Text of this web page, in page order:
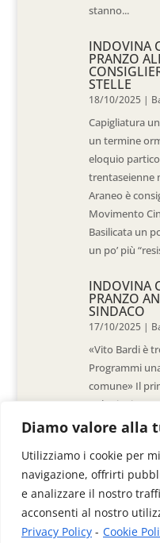
Diamo valore alla
Utilizziamo i cookie per
navigazione, offrirti
e analizzare il nostro
acconsenti al nostro
Privacy Policy - Cookie
stanno...
INDOVINA
PRANZO
STELLE
18/10/2025 |
Capigliatura
un termine
eloquio
trentaseienne
Araneo è
Movimento
Basilicata un
un po’ più
INDOVINA
PRANZO
SINDACO
17/10/2025 |
«Vito Bardi è
Programmi
comune» Il
«L’ho invitato
al Pantano,
sensazione è
siamo lasciati
De Stradis In...